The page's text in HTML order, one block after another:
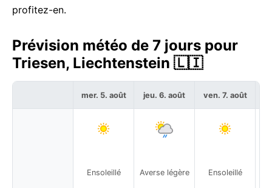
profitez-en.
Prévision météo de 7 jours pour
Triesen, Liechtenstein 🇱🇮
mer. 5. août
Ensoleillé
jeu. 6. août
Averse légère
ven. 7. août
Ensoleillé